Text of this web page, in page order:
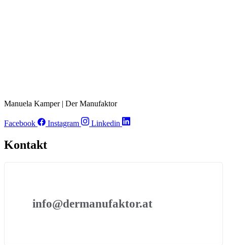
Manuela Kamper | Der Manufaktor
Facebook Instagram Linkedin
Kontakt
info@dermanufaktor.at